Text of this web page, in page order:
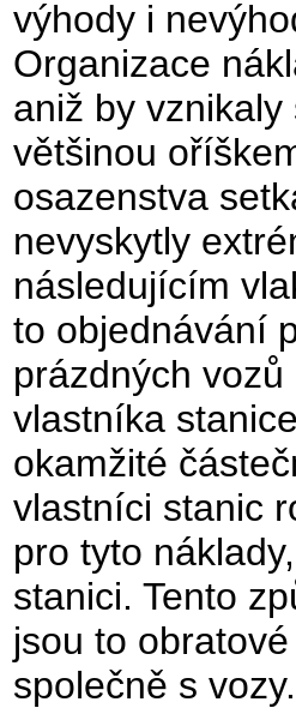
výhody i
Organizace
aniž by
většinou
osazenstva
nevyskytly
následujícím
to objednávání
prázdných
vlastníka
okamžité
vlastníci stanic
pro tyto
stanici. Tento
jsou to
společně s vozy.